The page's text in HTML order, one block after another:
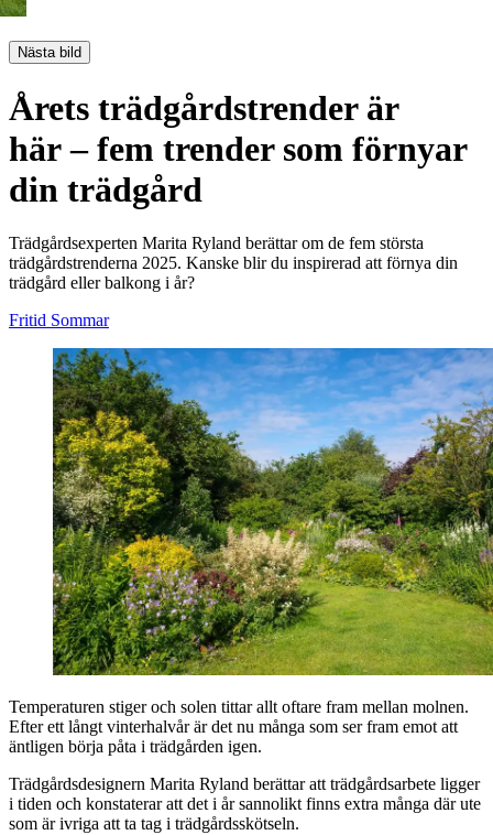
Nästa bild
Årets trädgårdstrender är
här – fem trender som förnyar
din trädgård
Trädgårdsexperten Marita Ryland berättar om de fem största
trädgårdstrenderna 2025. Kanske blir du inspirerad att förnya din
trädgård eller balkong i år?
Fritid Sommar
Temperaturen stiger och solen tittar allt oftare fram mellan molnen.
Efter ett långt vinterhalvår är det nu många som ser fram emot att
äntligen börja påta i trädgården igen.
Trädgårdsdesignern Marita Ryland berättar att trädgårdsarbete ligger
i tiden och konstaterar att det i år sannolikt finns extra många där ute
som är ivriga att ta tag i trädgårdsskötseln.